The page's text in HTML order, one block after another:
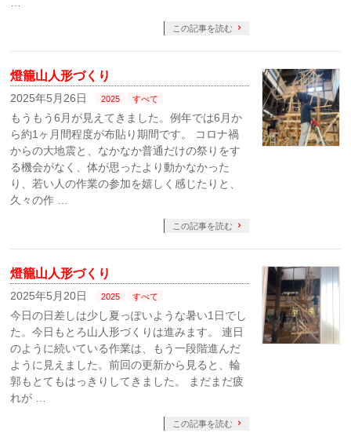
この記事を読む
燈籠山人形づくり
2025年5月26日 2025 すべて
もうもう6月が見えてきました。例年では6月か
ら約1ヶ月間程度が布貼り期間です。 コロナ禍
からの大地震と、なかなか普通だけの祭りをす
る機会がなく、体が思ったより動かなかった
り、若い人の作業の参加を嬉しく感じたりと、
久々の作 …
この記事を読む
燈籠山人形づくり
2025年5月20日 2025 すべて
今日の日差しは少し夏っぽいような暑い1日でし
た。今日もとろ山人形づくりは進みます。 連日
のように続いている作業は、もう一段階進んだ
ように見えました。前回の更新から見ると、輪
郭もとてもはっきりしてきました。 まだまだ疲
れが …
この記事を読む